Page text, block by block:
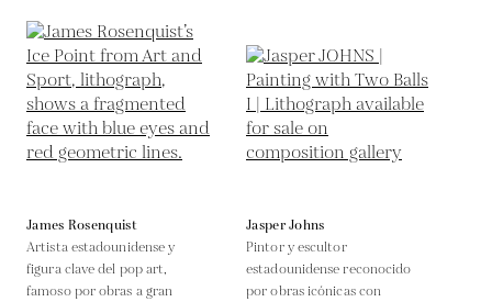
James Rosenquist
Artista estadounidense y
figura clave del pop art,
famoso por obras a gran
Jasper Johns
Pintor y escultor
estadounidense reconocido
por obras icónicas con